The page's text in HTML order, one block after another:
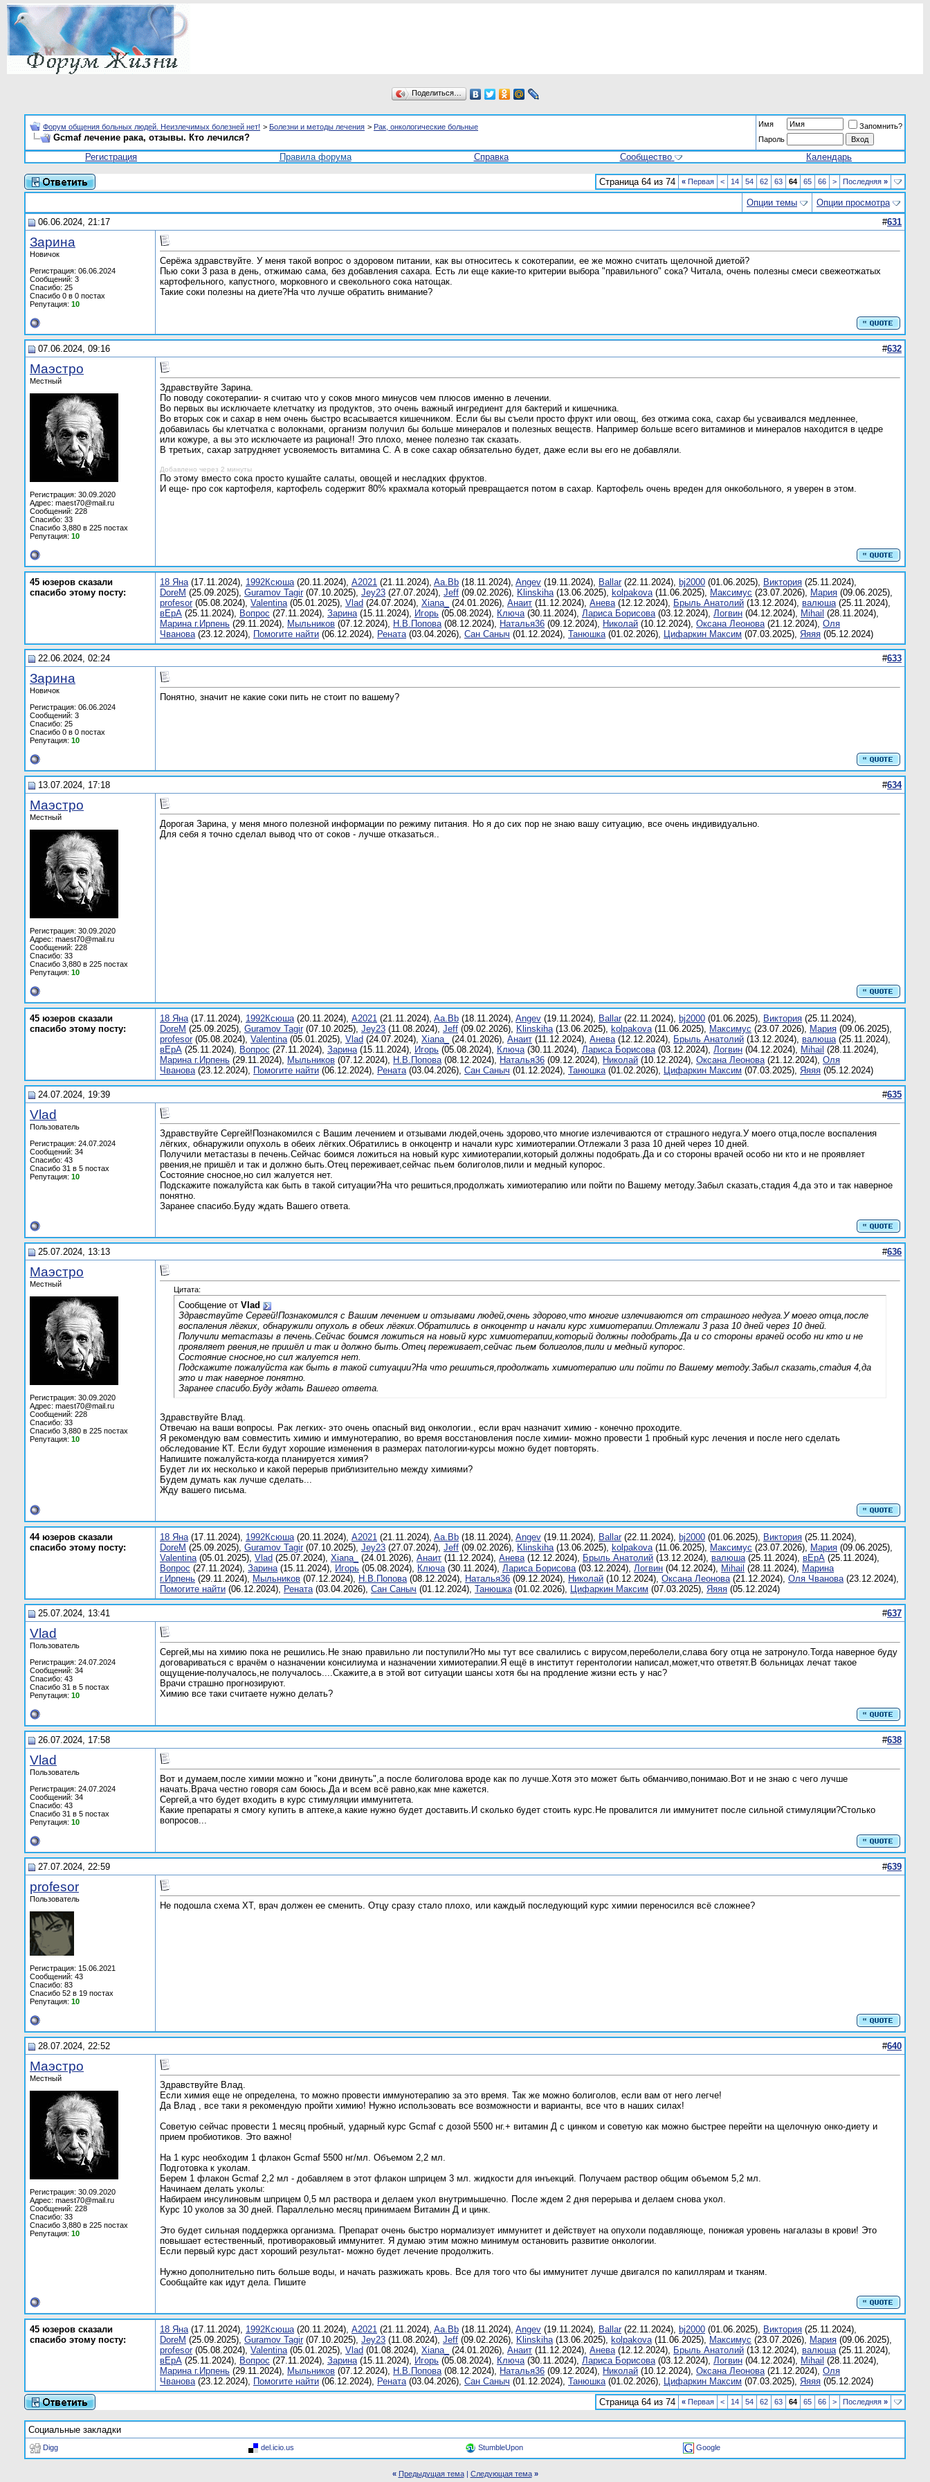
Поделиться…
Форум общения больных людей. Неизлечимых болезней нет! > Болезни и методы лечения > Рак, онкологические больные
Gcmaf лечение рака, отзывы. Кто лечился?
Имя
Запомнить?
Пароль
Регистрация Правила форума Справка Сообщество Календарь
Страница 64 из 74 « Первая < 14 54 62 63 64 65 66 > Последняя »
Опции темы
Опции просмотра
06.06.2024, 21:17
#631
Заринa
Новичок
Регистрация: 06.06.2024
Сообщений: 3
Спасибо: 25
Спасибо 0 в 0 постах
Репутация: 10
Серёжа здравствуйте. У меня такой вопрос о здоровом питании, как вы относитесь к сокотерапии, ее же можно считать щелочной диетой?
Пью соки 3 раза в день, отжимаю сама, без добавления сахара. Есть ли еще какие-то критерии выбора "правильного" сока? Читала, очень полезны смеси свежеотжатых
картофельного, капустного, морковного и свекольного сока натощак.
Такие соки полезны на диете?На что лучше обратить внимание?
07.06.2024, 09:16 #632
Маэстро
Местный
Регистрация: 30.09.2020
Адрес: maest70@mail.ru
Сообщений: 228
Спасибо: 33
Спасибо 3,880 в 225 постах
Репутация: 10
Здравствуйте Зарина.
По поводу сокотерапии- я считаю что у соков много минусов чем плюсов именно в лечении.
Во первых вы исключаете клетчатку из продуктов, это очень важный ингредиент для бактерий и кишечника.
Во вторых сок и сахар в нем очень быстро всасывается кишечником. Если бы вы съели просто фрукт или овощ, без отжима сока, сахар бы усваивался медленнее,
добавилась бы клетчатка с волокнами, организм получил бы больше минералов и полезных веществ. Например больше всего витаминов и минералов находится в цедре
или кожуре, а вы это исключаете из рациона!! Это плохо, менее полезно так сказать.
В третьих, сахар затрудняет усвояемость витамина С. А в соке сахар обязательно будет, даже если вы его не добавляли.
Добавлено через 2 минуты
По этому вместо сока просто кушайте салаты, овощей и несладких фруктов.
И еще- про сок картофеля, картофель содержит 80% крахмала который превращается потом в сахар. Картофель очень вреден для онкобольного, я уверен в этом.
45 юзеров сказали
спасибо этому посту:
18 Яна(17.11.2024), 1992Ксюша(20.11.2024), A2021 (21.11.2024), Aa.Bb (18.11.2024), Angev (19.11.2024), Ballar(22.11.2024), bj2000 (01.06.2025), Bиктория (25.11.2024),
DoreM (25.09.2025), Guramov Tagir(07.10.2025), Jey23 (27.07.2024), Jеff (09.02.2026), Klinskiha(13.06.2025), kolpakova(11.06.2025), Mаксимус (23.07.2026), Mария (09.06.2025),
profesor(05.08.2024), Valentinа(05.01.2025), Vlаd (24.07.2024), Xiana_ (24.01.2026), Анаит (11.12.2024), Анева(12.12.2024), Брыль Анатолий (13.12.2024), валюшa(25.11.2024),
вЕрA (25.11.2024), Вопрос (27.11.2024), Заринa(15.11.2024), Игoрь (05.08.2024), Ключа(30.11.2024), Лариса Борисова(03.12.2024), Логвин (04.12.2024), Мihail (28.11.2024),
Марина г.Ирпень (29.11.2024), Мыльников (07.12.2024), Н.В.Попова(08.12.2024), Наталья36 (09.12.2024), Николaй (10.12.2024), Оксана Леонова(21.12.2024), Оля
Чванова(23.12.2024), Помогите найти (06.12.2024), Ренатa(03.04.2026), Сан Саныч (01.12.2024), Танюшкa(01.02.2026), Цифаркин Максим (07.03.2025), Яяяя (05.12.2024)
22.06.2024, 02:24 #633
Заринa
Новичок
Регистрация: 06.06.2024
Сообщений: 3
Спасибо: 25
Спасибо 0 в 0 постах
Репутация: 10
Понятно, значит не какие соки пить не стоит по вашему?
13.07.2024, 17:18 #634
Маэстро
Местный
Регистрация: 30.09.2020
Адрес: maest70@mail.ru
Сообщений: 228
Спасибо: 33
Спасибо 3,880 в 225 постах
Репутация: 10
Дорогая Зарина, у меня много полезной информации по режиму питания. Но я до сих пор не знаю вашу ситуацию, все очень индивидуально.
Для себя я точно сделал вывод что от соков - лучше отказаться..
45 юзеров сказали
спасибо этому посту:
18 Яна(17.11.2024), 1992Ксюша(20.11.2024), A2021 (21.11.2024), Aa.Bb (18.11.2024), Angev (19.11.2024), Ballar(22.11.2024), bj2000 (01.06.2025), Bиктория (25.11.2024),
DoreM (25.09.2025), Guramov Tagir(07.10.2025), Jey23 (11.08.2024), Jеff (09.02.2026), Klinskiha(13.06.2025), kolpakova(11.06.2025), Mаксимус (23.07.2026), Mария (09.06.2025),
profesor(05.08.2024), Valentinа(05.01.2025), Vlаd (24.07.2024), Xiana_ (24.01.2026), Анаит (11.12.2024), Анева(12.12.2024), Брыль Анатолий (13.12.2024), валюшa(25.11.2024),
вЕрA (25.11.2024), Вопрос (27.11.2024), Заринa(15.11.2024), Игoрь (05.08.2024), Ключа(30.11.2024), Лариса Борисова(03.12.2024), Логвин (04.12.2024), Мihail (28.11.2024),
Марина г.Ирпень (29.11.2024), Мыльников (07.12.2024), Н.В.Попова(08.12.2024), Наталья36 (09.12.2024), Николaй (10.12.2024), Оксана Леонова(21.12.2024), Оля
Чванова(23.12.2024), Помогите найти (06.12.2024), Ренатa(03.04.2026), Сан Саныч (01.12.2024), Танюшкa(01.02.2026), Цифаркин Максим (07.03.2025), Яяяя (05.12.2024)
24.07.2024, 19:39 #635
Vlаd
Пользователь
Регистрация: 24.07.2024
Сообщений: 34
Спасибо: 43
Спасибо 31 в 5 постах
Репутация: 10
Здравствуйте Сергей!Познакомился с Вашим лечением и отзывами людей,очень здорово,что многие излечиваются от страшного недуга.У моего отца,после воспаления
лёгких, обнаружили опухоль в обеих лёгких.Обратились в онкоцентр и начали курс химиотерапии.Отлежали 3 раза 10 дней через 10 дней.
Получили метастазы в печень.Сейчас боимся ложиться на новый курс химиотерапии,который должны подобрать.Да и со стороны врачей особо ни кто и не проявляет
рвения,не пришёл и так и должно быть.Отец переживает,сейчас пьем болиголов,пили и медный купорос.
Состояние сносное,но сил жалуется нет.
Подскажите пожалуйста как быть в такой ситуации?На что решиться,продолжать химиотерапию или пойти по Вашему методу.Забыл сказать,стадия 4,да это и так наверное
понятно.
Заранее спасибо.Буду ждать Вашего ответа.
25.07.2024, 13:13 #636
Маэстро
Местный
Регистрация: 30.09.2020
Адрес: maest70@mail.ru
Сообщений: 228
Спасибо: 33
Спасибо 3,880 в 225 постах
Репутация: 10
Цитата:
Сообщение от Vlаd
Здравствуйте Сергей!Познакомился с Вашим лечением и отзывами людей,очень здорово,что многие излечиваются от страшного недуга.У моего отца,после
воспаления лёгких, обнаружили опухоль в обеих лёгких.Обратились в онкоцентр и начали курс химиотерапии.Отлежали 3 раза 10 дней через 10 дней.
Получили метастазы в печень.Сейчас боимся ложиться на новый курс химиотерапии,который должны подобрать.Да и со стороны врачей особо ни кто и не
проявляет рвения,не пришёл и так и должно быть.Отец переживает,сейчас пьем болиголов,пили и медный купорос.
Состояние сносное,но сил жалуется нет.
Подскажите пожалуйста как быть в такой ситуации?На что решиться,продолжать химиотерапию или пойти по Вашему методу.Забыл сказать,стадия 4,да
это и так наверное понятно.
Заранее спасибо.Буду ждать Вашего ответа.
Здравствуйте Влад.
Отвечаю на ваши вопросы. Рак легких- это очень опасный вид онкологии., если врач назначит химию - конечно проходите.
Я рекомендую вам совместить химию и иммунотерапию, во время восстановления после химии- можно провести 1 пробный курс лечения и после него сделать
обследование КТ. Если будут хорошие изменения в размерах патологии-курсы можно будет повторять.
Напишите пожалуйста-когда планируется химия?
Будет ли их несколько и какой перерыв приблизительно между химиями?
Будем думать как лучше сделать...
Жду вашего письма.
44 юзеров сказали
спасибо этому посту:
18 Яна(17.11.2024), 1992Ксюша(20.11.2024), A2021 (21.11.2024), Aa.Bb (18.11.2024), Angev (19.11.2024), Ballar(22.11.2024), bj2000 (01.06.2025), Bиктория (25.11.2024),
DoreM (25.09.2025), Guramov Tagir(07.10.2025), Jey23 (27.07.2024), Jеff (09.02.2026), Klinskiha(13.06.2025), kolpakova(11.06.2025), Mаксимус (23.07.2026), Mария (09.06.2025),
Valentinа(05.01.2025), Vlаd (25.07.2024), Xiana_ (24.01.2026), Анаит (11.12.2024), Анева(12.12.2024), Брыль Анатолий (13.12.2024), валюшa(25.11.2024), вЕрA (25.11.2024),
Вопрос (27.11.2024), Заринa(15.11.2024), Игoрь (05.08.2024), Ключа(30.11.2024), Лариса Борисова(03.12.2024), Логвин (04.12.2024), Мihail (28.11.2024), Марина
г.Ирпень (29.11.2024), Мыльников (07.12.2024), Н.В.Попова(08.12.2024), Наталья36 (09.12.2024), Николaй (10.12.2024), Оксана Леонова(21.12.2024), Оля Чванова(23.12.2024),
Помогите найти (06.12.2024), Ренатa(03.04.2026), Сан Саныч (01.12.2024), Танюшкa(01.02.2026), Цифаркин Максим (07.03.2025), Яяяя (05.12.2024)
25.07.2024, 13:41 #637
Vlаd
Пользователь
Регистрация: 24.07.2024
Сообщений: 34
Спасибо: 43
Спасибо 31 в 5 постах
Репутация: 10
Сергей,мы на химию пока не решились.Не знаю правильно ли поступили?Но мы тут все свалились с вирусом,переболели,слава богу отца не затронуло.Тогда наверное буду
договариваться с врачём о назначении консилиума и назначении химиотерапии.Я ещё в институт герентологии написал,может,что ответят.В больницах лечат такое
ощущение-получалось,не получалось....Скажите,а в этой вот ситуации шансы хотя бы на продление жизни есть у нас?
Врачи страшно прогнозируют.
Химию все таки считаете нужно делать?
26.07.2024, 17:58 #638
Vlаd
Пользователь
Регистрация: 24.07.2024
Сообщений: 34
Спасибо: 43
Спасибо 31 в 5 постах
Репутация: 10
Вот и думаем,после химии можно и "кони двинуть",а после болиголова вроде как по лучше.Хотя это может быть обманчиво,понимаю.Вот и не знаю с чего лучше
начать.Врача честно говоря сам боюсь.Да и всем всё равно,как мне кажется.
Сергей,а что будет входить в курс стимуляции иммунитета.
Какие препараты я смогу купить в аптеке,а какие нужно будет доставить.И сколько будет стоить курс.Не провалится ли иммунитет после сильной стимуляции?Столько
вопросов...
27.07.2024, 22:59 #639
profesor
Пользователь
Регистрация: 15.06.2021
Сообщений: 43
Спасибо: 83
Спасибо 52 в 19 постах
Репутация: 10
Не подошла схема ХТ, врач должен ее сменить. Отцу сразу стало плохо, или каждый последующий курс химии переносился всё сложнее?
28.07.2024, 22:52 #640
Маэстро
Местный
Регистрация: 30.09.2020
Адрес: maest70@mail.ru
Сообщений: 228
Спасибо: 33
Спасибо 3,880 в 225 постах
Репутация: 10
Здравствуйте Влад.
Если химия еще не определена, то можно провести иммунотерапию за это время. Так же можно болиголов, если вам от него легче!
Да Влад , все таки я рекомендую пройти химию! Нужно использовать все возможности и варианты, все что в наших силах!
Советую сейчас провести 1 месяц пробный, ударный курс Gcmaf с дозой 5500 нг.+ витамин Д с цинком и советую как можно быстрее перейти на щелочную онко-диету и
прием пробиотиков. Это важно!
На 1 курс необходим 1 флакон Gcmaf 5500 нг/мл. Объемом 2,2 мл.
Подготовка к уколам.
Берем 1 флакон Gcmaf 2,2 мл - добавляем в этот флакон шприцем 3 мл. жидкости для инъекций. Получаем раствор общим объемом 5,2 мл.
Начинаем делать уколы:
Набираем инсулиновым шприцем 0,5 мл раствора и делаем укол внутримышечно. После ждем 2 дня перерыва и делаем снова укол.
Курс 10 уколов за 30 дней. Параллельно месяц принимаем Витамин Д и цинк.
Это будет сильная поддержка организма. Препарат очень быстро нормализует иммунитет и действует на опухоли подавляюще, понижая уровень нагалазы в крови! Это
повышает естественный, противораковый иммунитет. Я думаю этим можно минимум остановить развитие онкологии.
Если первый курс даст хороший результат- можно будет лечение продолжить.
Нужно дополнительно пить больше воды, и начать разжижать кровь. Все для того что бы иммунитет лучше двигался по капиллярам и тканям.
Сообщайте как идут дела. Пишите
45 юзеров сказали
спасибо этому посту:
18 Яна(17.11.2024), 1992Ксюша(20.11.2024), A2021 (21.11.2024), Aa.Bb (18.11.2024), Angev (19.11.2024), Ballar(22.11.2024), bj2000 (01.06.2025), Bиктория (25.11.2024),
DoreM (25.09.2025), Guramov Tagir(07.10.2025), Jey23 (11.08.2024), Jеff (09.02.2026), Klinskiha(13.06.2025), kolpakova(11.06.2025), Mаксимус (23.07.2026), Mария (09.06.2025),
profesor(05.08.2024), Valentinа(05.01.2025), Vlаd (01.08.2024), Xiana_ (24.01.2026), Анаит (11.12.2024), Анева(12.12.2024), Брыль Анатолий (13.12.2024), валюшa(25.11.2024),
вЕрA (25.11.2024), Вопрос (27.11.2024), Заринa(15.11.2024), Игoрь (05.08.2024), Ключа(30.11.2024), Лариса Борисова(03.12.2024), Логвин (04.12.2024), Мihail (28.11.2024),
Марина г.Ирпень (29.11.2024), Мыльников (07.12.2024), Н.В.Попова(08.12.2024), Наталья36 (09.12.2024), Николaй (10.12.2024), Оксана Леонова(21.12.2024), Оля
Чванова(23.12.2024), Помогите найти (06.12.2024), Ренатa(03.04.2026), Сан Саныч (01.12.2024), Танюшкa(01.02.2026), Цифаркин Максим (07.03.2025), Яяяя (05.12.2024)
Страница 64 из 74
« Первая < 14 54 62 63 64 65 66 > Последняя »
Социальные закладки
Digg del.icio.us StumbleUpon Google
« Предыдущая тема| Следующая тема »